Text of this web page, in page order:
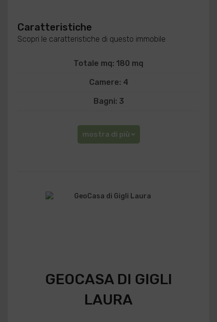
Caratteristiche
Scopri le caratteristiche di questo immobile
Totale mq: 180 mq
Camere: 4
Bagni: 3
mostra di più
GEOCASA DI GIGLI
LAURA